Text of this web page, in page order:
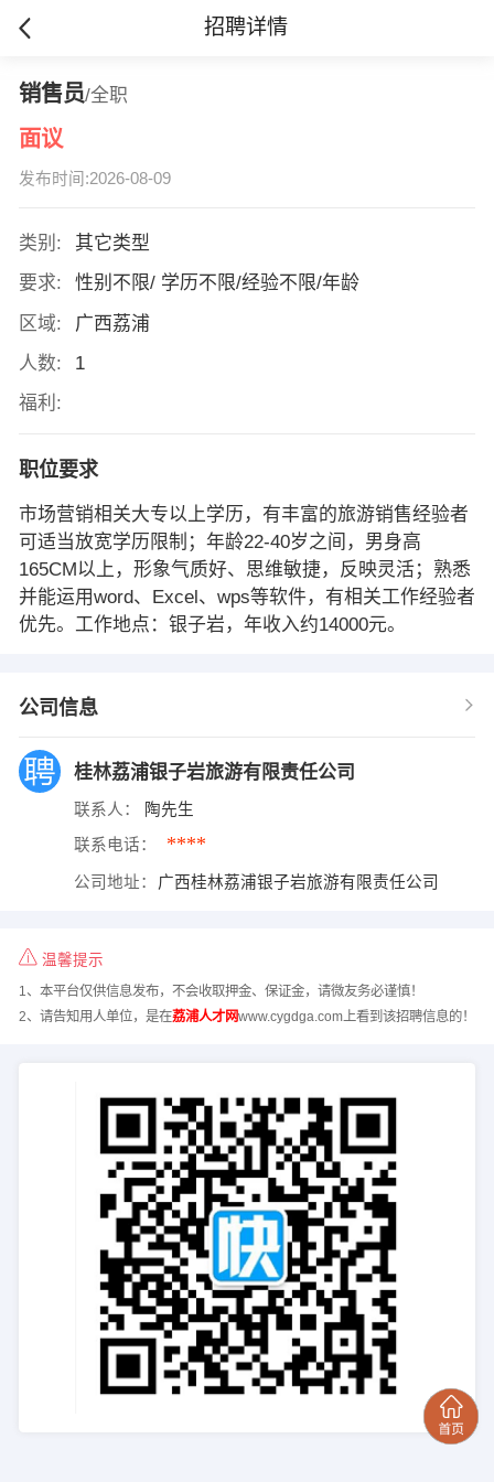
招聘详情
销售员/全职
面议
发布时间:2026-08-09
类别:
其它类型
要求:
性别不限/ 学历不限/经验不限/年龄
区域:
广西荔浦
人数:
1
福利:
职位要求
市场营销相关大专以上学历，有丰富的旅游销售经验者
可适当放宽学历限制；年龄22-40岁之间，男身高
165CM以上，形象气质好、思维敏捷，反映灵活；熟悉
并能运用word、Excel、wps等软件，有相关工作经验者
优先。工作地点：银子岩，年收入约14000元。
公司信息
桂林荔浦银子岩旅游有限责任公司
联系人： 陶先生
联系电话： ****
公司地址： 广西桂林荔浦银子岩旅游有限责任公司
温馨提示
1、本平台仅供信息发布，不会收取押金、保证金，请微友务必谨慎！
2、请告知用人单位，是在荔浦人才网www.cygdga.com上看到该招聘信息的！